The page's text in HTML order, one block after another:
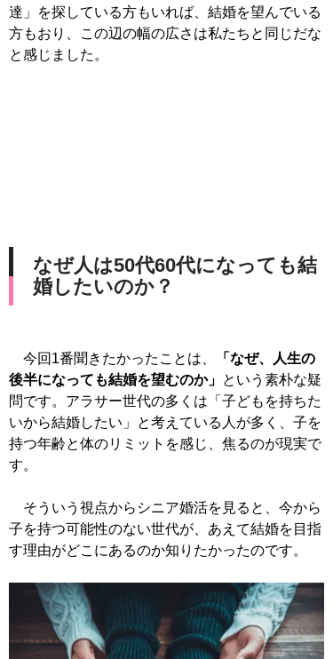
達」を探している方もいれば、結婚を望んでいる
方もおり、この辺の幅の広さは私たちと同じだな
と感じました。
なぜ人は50代60代になっても結
婚したいのか？
今回1番聞きたかったことは、
「なぜ、人生の
後半になっても結婚を望むのか」 という素朴な疑
問です。アラサー世代の多くは「子どもを持ちた
いから結婚したい」と考えている人が多く、子を
持つ年齢と体のリミットを感じ、焦るのが現実で
す。
そういう視点からシニア婚活を見ると、今から
子を持つ可能性のない世代が、あえて結婚を目指
す理由がどこにあるのか知りたかったのです。